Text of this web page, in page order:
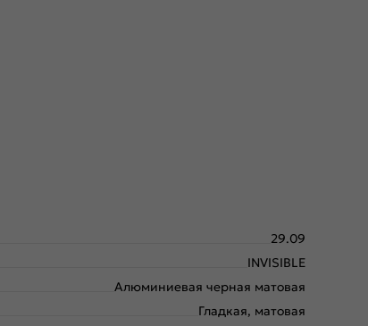
с малым размером ячейки и плита HDF. Используем
29.09
INVISIBLE
Алюминиевая черная матовая
Гладкая, матовая